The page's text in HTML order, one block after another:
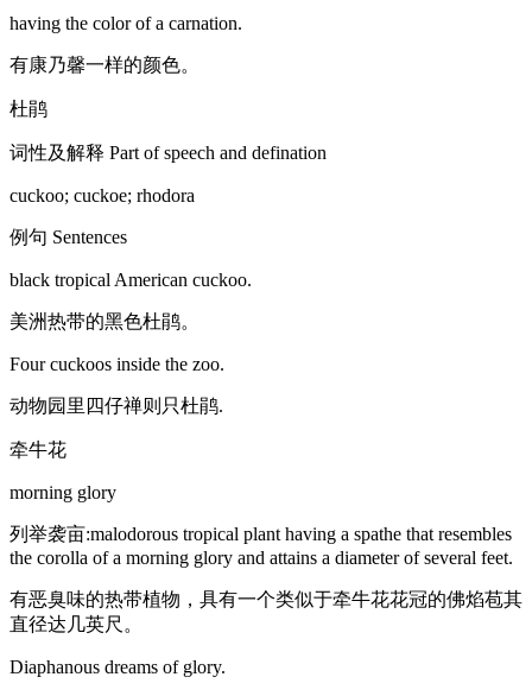
having the color of a carnation.
有康乃馨一样的颜色。
杜鹃
词性及解释 Part of speech and defination
cuckoo; cuckoe; rhodora
例句 Sentences
black tropical American cuckoo.
美洲热带的黑色杜鹃。
Four cuckoos inside the zoo.
动物园里四仔禅则只杜鹃.
牵牛花
morning glory
列举袭亩:malodorous tropical plant having a spathe that resembles
the corolla of a morning glory and attains a diameter of several feet.
有恶臭味的热带植物，具有一个类似于牵牛花花冠的佛焰苞其
直径达几英尺。
Diaphanous dreams of glory.